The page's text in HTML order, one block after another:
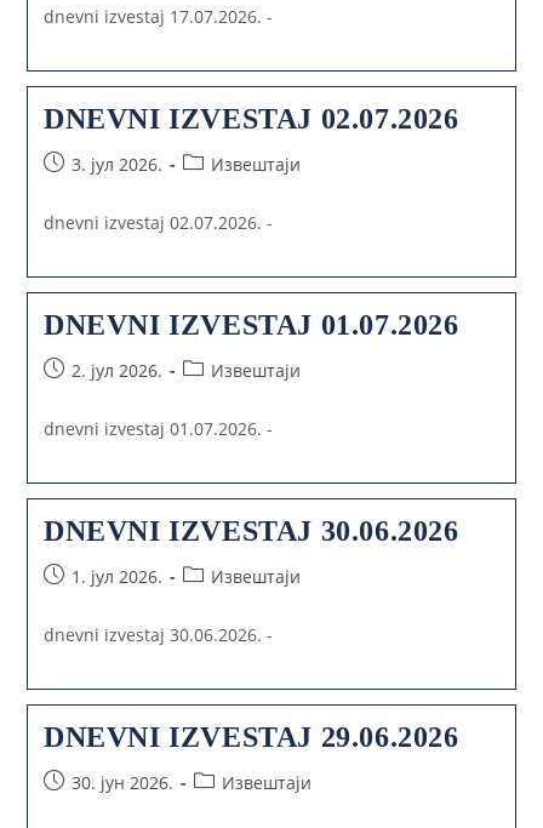
dnevni izvestaj 17.07.2026. -
DNEVNI IZVESTAJ 02.07.2026
3. јул 2026. Извештаји
dnevni izvestaj 02.07.2026. -
DNEVNI IZVESTAJ 01.07.2026
2. јул 2026. Извештаји
dnevni izvestaj 01.07.2026. -
DNEVNI IZVESTAJ 30.06.2026
1. јул 2026. Извештаји
dnevni izvestaj 30.06.2026. -
DNEVNI IZVESTAJ 29.06.2026
30. јун 2026. Извештаји